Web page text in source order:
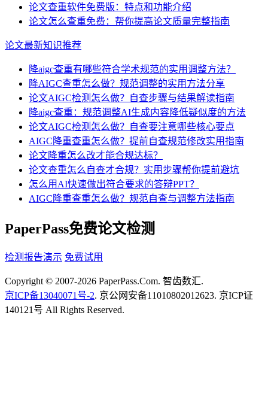
论文查重软件免费版：特点和功能介绍
论文怎么查重免费：帮你提高论文质量完整指南
论文最新知识推荐
降aigc查重有哪些符合学术规范的实用调整方法？
降AIGC查重怎么做？规范调整的实用方法分享
论文AIGC检测怎么做？自查步骤与结果解读指南
降aigc查重：规范调整AI生成内容降低疑似度的方法
论文AIGC检测怎么做？自查要注意哪些核心要点
AIGC降重查重怎么做？提前自查规范修改实用指南
论文降重怎么改才能合规达标？
论文查重怎么自查才合规？实用步骤帮你提前避坑
怎么用AI快速做出符合要求的答辩PPT？
AIGC降重查重怎么做？规范自查与调整方法指南
PaperPass免费论文检测
检测报告演示 免费试用
Copyright © 2007-2026 PaperPass.Com. 智齿数汇.
京ICP备13040071号-2. 京公网安备11010802012623. 京ICP证
140121号 All Rights Reserved.